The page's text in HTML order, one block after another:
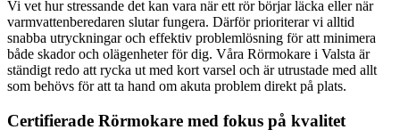
Vi vet hur stressande det kan vara när ett rör börjar läcka eller när
varmvattenberedaren slutar fungera. Därför prioriterar vi alltid
snabba utryckningar och effektiv problemlösning för att minimera
både skador och olägenheter för dig. Våra Rörmokare i Valsta är
ständigt redo att rycka ut med kort varsel och är utrustade med allt
som behövs för att ta hand om akuta problem direkt på plats.
Certifierade Rörmokare med fokus på kvalitet